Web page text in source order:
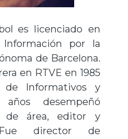
es licenciado en
por la
de Barcelona.
en RTVE en 1985
de Informativos y
desempeñó
de área, editor y
Fue director de